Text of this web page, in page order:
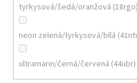
tyrkysová/šedá/oranžová (18rgo)
neon zelená/tyrkysová/bílá
ultramarin/černá/červená (44ubr)